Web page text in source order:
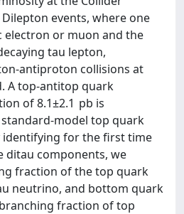
events, where one
electron or muon and the
tau lepton,
antiproton collisions at
A top-antitop quark
of 8.1±2.1 pb is
model top quark
identifying for the first time
ditau components, we
fraction of the top quark
neutrino, and bottom quark
fraction of top